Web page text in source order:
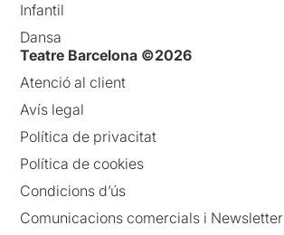
Infantil
Dansa
Teatre Barcelona ©2026
Atenció al client
Avís legal
Política de privacitat
Política de cookies
Condicions d’ús
Comunicacions comercials i Newsletter